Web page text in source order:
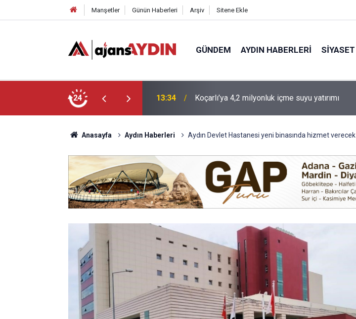
Manşetler Günün Haberleri Arşiv Sitene Ekle
GÜNDEM AYDIN HABERLERI SIYASET
24 12:57 Efeler'de özel bireyler üretime katılıyor
Anasayfa Aydın Haberleri Aydın Devlet Hastanesi yeni binasında hizmet verecek